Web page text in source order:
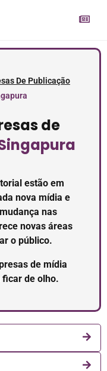
De Publicação
de
estão em
nova mídia e
nas
novas áreas
o público.
de mídia
de olho.